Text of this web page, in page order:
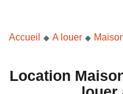
Nos agences
Nos métiers
Accueil A louer
Location Maison BREST - Maison a